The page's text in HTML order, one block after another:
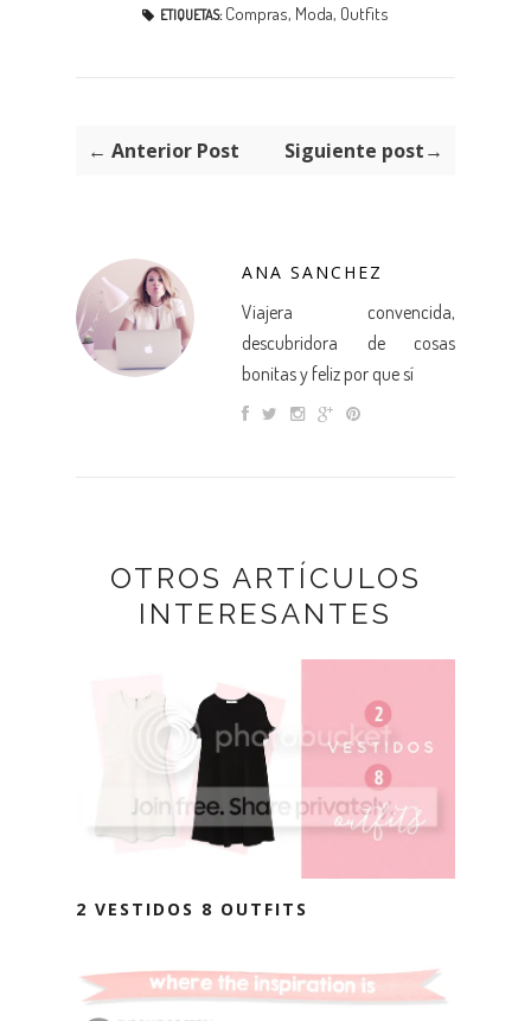
ETIQUETAS: Compras, Moda, Outfits
← Anterior Post Siguiente post→
ANA SANCHEZ
Viajera convencida,
descubridora de cosas
bonitas y feliz por que sí
OTROS ARTÍCULOS
INTERESANTES
2 VESTIDOS 8 OUTFITS